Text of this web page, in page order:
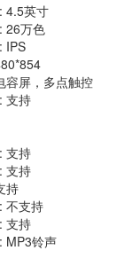
4.5英寸
26万色
IPS
容屏，多点触控
支持
支持
支持
持
不支持
支持
MP3铃声